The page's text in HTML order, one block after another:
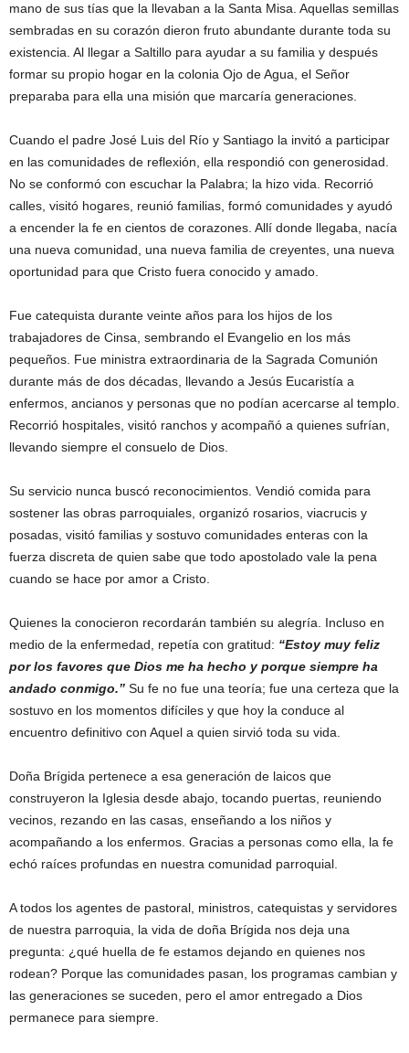
mano de sus tías que la llevaban a la Santa Misa. Aquellas semillas
sembradas en su corazón dieron fruto abundante durante toda su
existencia. Al llegar a Saltillo para ayudar a su familia y después
formar su propio hogar en la colonia Ojo de Agua, el Señor
preparaba para ella una misión que marcaría generaciones.
Cuando el padre José Luis del Río y Santiago la invitó a participar
en las comunidades de reflexión, ella respondió con generosidad.
No se conformó con escuchar la Palabra; la hizo vida. Recorrió
calles, visitó hogares, reunió familias, formó comunidades y ayudó
a encender la fe en cientos de corazones. Allí donde llegaba, nacía
una nueva comunidad, una nueva familia de creyentes, una nueva
oportunidad para que Cristo fuera conocido y amado.
Fue catequista durante veinte años para los hijos de los
trabajadores de Cinsa, sembrando el Evangelio en los más
pequeños. Fue ministra extraordinaria de la Sagrada Comunión
durante más de dos décadas, llevando a Jesús Eucaristía a
enfermos, ancianos y personas que no podían acercarse al templo.
Recorrió hospitales, visitó ranchos y acompañó a quienes sufrían,
llevando siempre el consuelo de Dios.
Su servicio nunca buscó reconocimientos. Vendió comida para
sostener las obras parroquiales, organizó rosarios, viacrucis y
posadas, visitó familias y sostuvo comunidades enteras con la
fuerza discreta de quien sabe que todo apostolado vale la pena
cuando se hace por amor a Cristo.
Quienes la conocieron recordarán también su alegría. Incluso en
medio de la enfermedad, repetía con gratitud: “Estoy muy feliz
por los favores que Dios me ha hecho y porque siempre ha
andado conmigo.” Su fe no fue una teoría; fue una certeza que la
sostuvo en los momentos difíciles y que hoy la conduce al
encuentro definitivo con Aquel a quien sirvió toda su vida.
Doña Brígida pertenece a esa generación de laicos que
construyeron la Iglesia desde abajo, tocando puertas, reuniendo
vecinos, rezando en las casas, enseñando a los niños y
acompañando a los enfermos. Gracias a personas como ella, la fe
echó raíces profundas en nuestra comunidad parroquial.
A todos los agentes de pastoral, ministros, catequistas y servidores
de nuestra parroquia, la vida de doña Brígida nos deja una
pregunta: ¿qué huella de fe estamos dejando en quienes nos
rodean? Porque las comunidades pasan, los programas cambian y
las generaciones se suceden, pero el amor entregado a Dios
permanece para siempre.